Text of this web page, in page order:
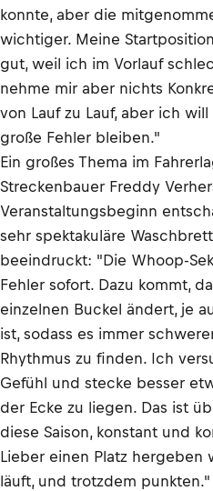
konnte, aber die
wichtiger. Meine
gut, weil ich im Vorlauf
nehme mir aber nichts
von Lauf zu Lauf, aber ich
große Fehler bleiben."
Ein großes Thema im
Streckenbauer Freddy
Veranstaltungsbeginn
sehr spektakuläre
beeindruckt: "Die Whoop-
Fehler sofort. Dazu kommt,
einzelnen Buckel ändert, je
ist, sodass es immer
Rhythmus zu finden. Ich
Gefühl und stecke besser
der Ecke zu liegen. Das ist
diese Saison, konstant und
Lieber einen Platz hergeben
läuft, und trotzdem punkten."